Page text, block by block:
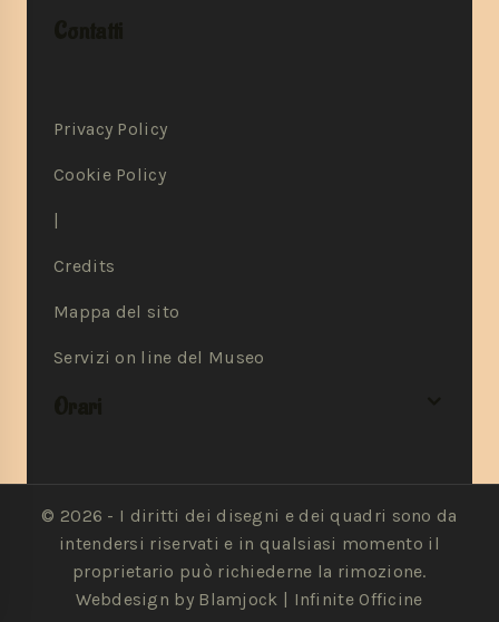
Privacy Policy
Cookie Policy
|
Credits
Mappa del sito
Servizi on line del Museo
© 2026 - I diritti dei disegni e dei quadri sono da
intendersi riservati e in qualsiasi momento il
proprietario può richiederne la rimozione.
Webdesign by Blamjock | Infinite Officine